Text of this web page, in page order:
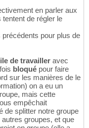
en parler aux
de régler le
pour plus de
de travailler avec
bloqué pour faire
sur les manières de le
on a eu un
mais cette
empêchait
de splitter notre groupe
groupes, et que